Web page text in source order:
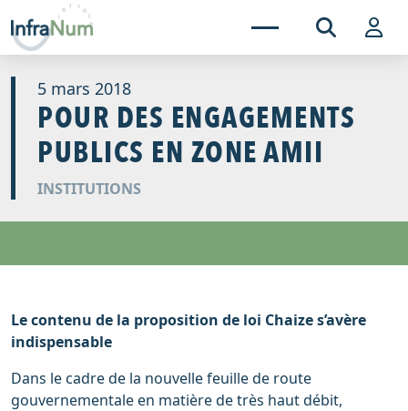
5 mars 2018
POUR DES ENGAGEMENTS
PUBLICS EN ZONE AMII
INSTITUTIONS
Le contenu de la proposition de loi Chaize s’avère
indispensable
Dans le cadre de la nouvelle feuille de route
gouvernementale en matière de très haut débit,